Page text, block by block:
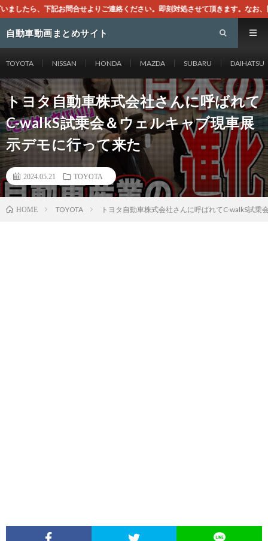
ください。即刻対処させて頂きます。なお、同サイトはGoogleアドセンスに
自動車動画まとめサイト
TOYOTA NISSAN HONDA MAZDA SUBARU DAIHATSU
トヨタ自動車株式会社さんに呼ばれて
C-walkS試乗会＆ウェルキャブ現車展
示デモに行って来た
2024.05.21 TOYOTA
HOME TOYOTA トヨタ自動車株式会社さんに呼ばれてC-walkS試